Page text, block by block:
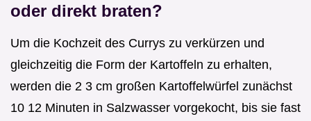
oder direkt braten?
Um die Kochzeit des Currys zu verkürzen und
gleichzeitig die Form der Kartoffeln zu erhalten,
werden die 2 3 cm großen Kartoffelwürfel zunächst
10 12 Minuten in Salzwasser vorgekocht, bis sie fast